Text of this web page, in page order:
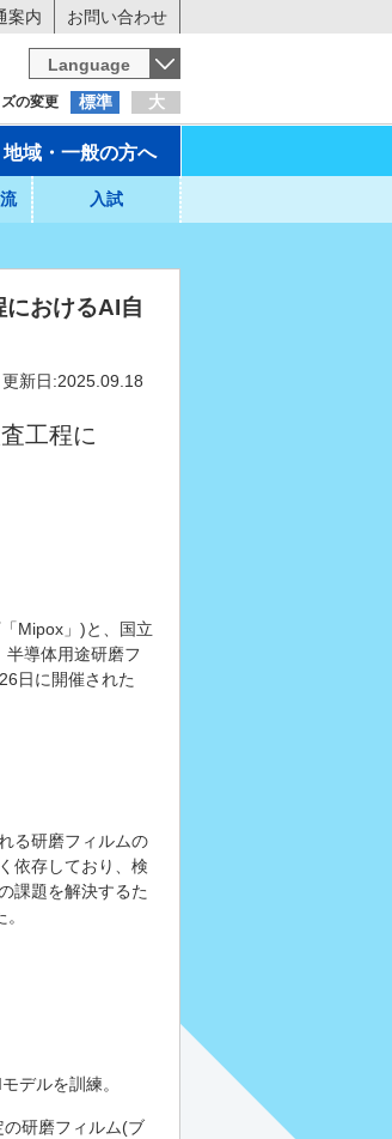
案内 お問い合わせ
の変更 標準 大
Language
地域・一般の方へ
入試
おけるAI自
更新日:2025.09.18
工程に
Mipox」)と、国立
半導体用途研磨フ
日に開催された
る研磨フィルムの
依存しており、検
課題を解決するた
デルを訓練。
研磨フィルム(ブ